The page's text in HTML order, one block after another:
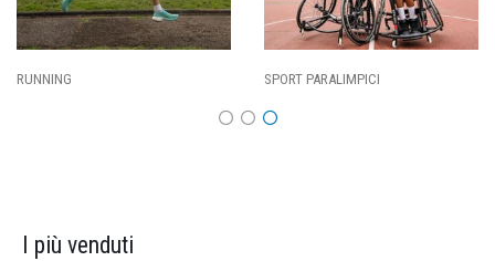
SPORT PARALIMPICI
I più venduti